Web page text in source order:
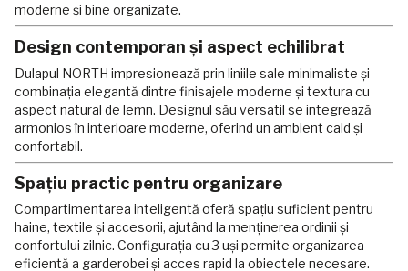
moderne și bine organizate.
Design contemporan și aspect echilibrat
Dulapul NORTH impresionează prin liniile sale minimaliste și
combinația elegantă dintre finisajele moderne și textura cu
aspect natural de lemn. Designul său versatil se integrează
armonios în interioare moderne, oferind un ambient cald și
confortabil.
Spațiu practic pentru organizare
Compartimentarea inteligentă oferă spațiu suficient pentru
haine, textile și accesorii, ajutând la menținerea ordinii și
confortului zilnic. Configurația cu 3 uși permite organizarea
eficientă a garderobei și acces rapid la obiectele necesare.